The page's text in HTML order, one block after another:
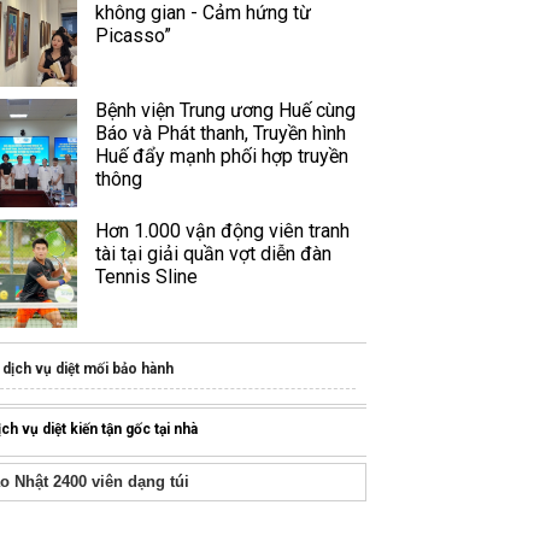
không gian - Cảm hứng từ
Picasso”
Bệnh viện Trung ương Huế cùng
Báo và Phát thanh, Truyền hình
Huế đẩy mạnh phối hợp truyền
thông
Hơn 1.000 vận động viên tranh
tài tại giải quần vợt diễn đàn
Tennis Sline
dịch vụ diệt mối bảo hành
vụ diệt kiến tận gốc tại nhà
Nhật 2400 viên dạng túi